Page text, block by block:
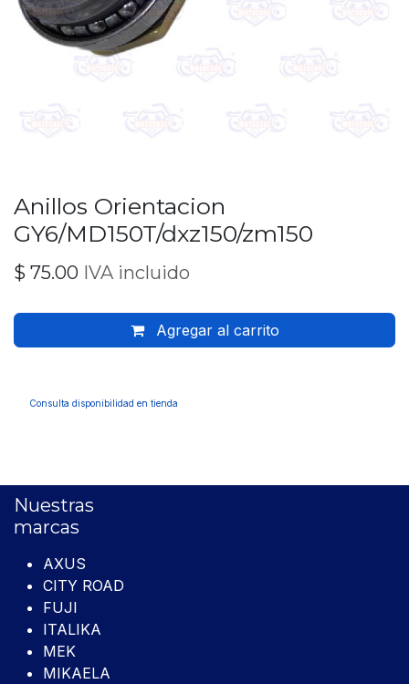
Anillos Orientacion
GY6/MD150T/dxz150/zm150
$ 75.00 IVA incluido
Agregar al carrito
Consulta disponibilidad en tienda
Nuestras
marcas
AXUS
CITY ROAD
FUJI
ITALIKA
MEK
MIKAELA